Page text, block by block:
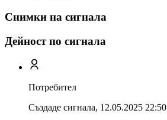
Снимки на сигнала
Дейност по сигнала
Потребител
Създаде сигнала, 12.05.2025 22:50